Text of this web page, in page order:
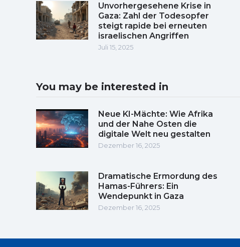
Unvorhergesehene Krise in
Gaza: Zahl der Todesopfer
steigt rapide bei erneuten
israelischen Angriffen
Juli 15, 2025
You may be interested in
Neue KI-Mächte: Wie Afrika
und der Nahe Osten die
digitale Welt neu gestalten
Dezember 16, 2025
Dramatische Ermordung des
Hamas-Führers: Ein
Wendepunkt in Gaza
Dezember 16, 2025